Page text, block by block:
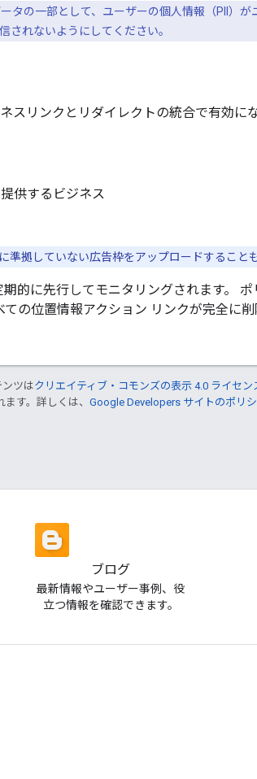
タの一部として、ユーザーの個人情報（PII）
されないようにしてください。
スリンクとリダイレクトの統合で有効に
供するビジネス
準拠していない広告枠をアップロードすること
的に先行してモニタリングされます。
の位置情報アクション リンクが完全に削
ツはクリエイティブ・コモンズの表示 4.0 ライセン
す。詳しくは、 Google Developers サイトのポリ
ブログ
最新情報やユーザー事例、役
立つ情報を確認できます。